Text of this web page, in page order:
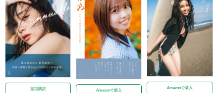
定期購読 Amazonで購入
Amazonで購入